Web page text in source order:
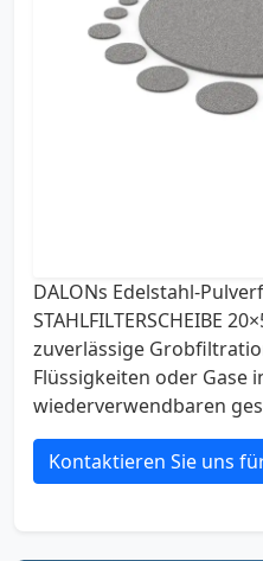
DALONs Edelstahl-
STAHLFILTERSCHEIBE
zuverlässige
Flüssigkeiten oder Gase
wiederverwendbaren
Kontaktieren Sie uns